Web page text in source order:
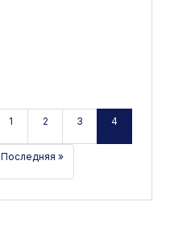
1 2 3 4
Последняя »